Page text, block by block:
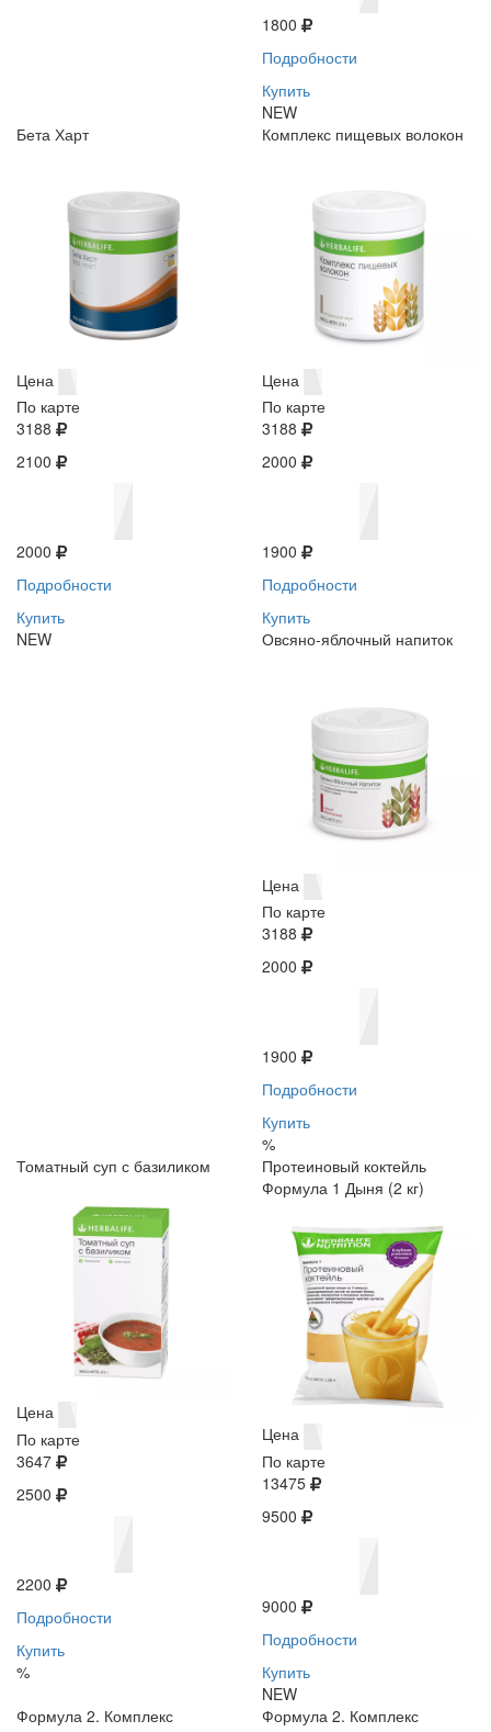
1800
Подробности
Купить
NEW
Бета Харт
Цена
По карте
3188
2100
2000
Подробности
Купить
NEW
Комплекс пищевых волокон
Цена
По карте
3188
2000
1900
Подробности
Купить
Овсяно-яблочный напиток
Цена
По карте
3188
2000
1900
Подробности
Купить
%
Томатный суп с базиликом
Цена
По карте
3647
2500
2200
Подробности
Купить
%
Протеиновый коктейль
Формула 1 Дыня (2 кг)
Цена
По карте
13475
9500
9000
Подробности
Купить
NEW
Формула 2. Комплекс
Формула 2. Комплекс